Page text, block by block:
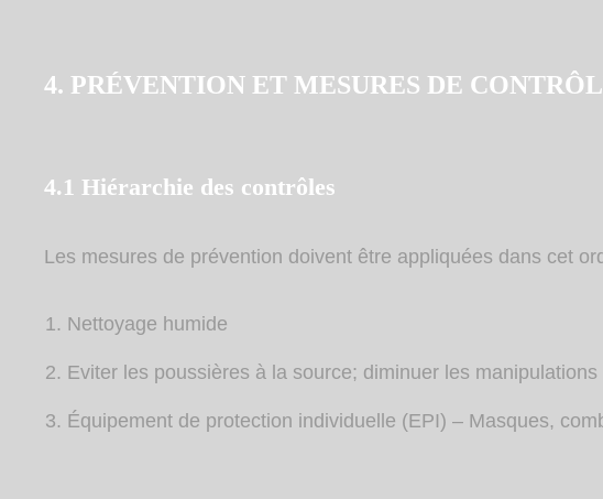
4. PRÉVENTION ET MESURES DE
4.1 Hiérarchie des contrôles
Les mesures de prévention doivent être appliquées dans cet
Nettoyage humide
Eviter les poussières à la source; diminuer les manipulations
Équipement de protection individuelle (EPI) – Masques,